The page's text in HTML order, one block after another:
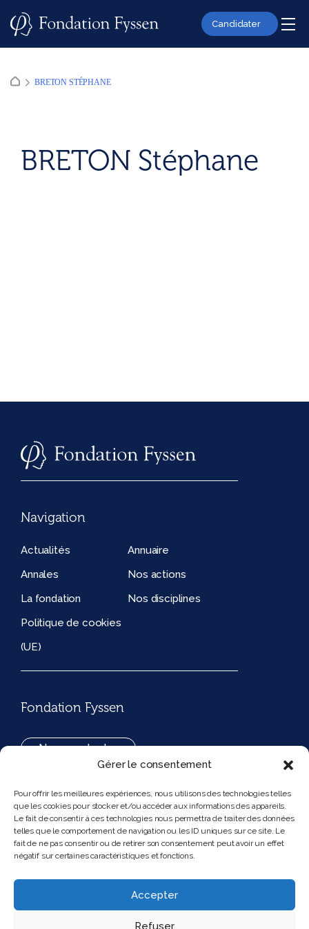
Gérer le consentement
Pour offrir les meilleures expériences, nous utilisons des technologies telles
que les cookies pour stocker et/ou accéder aux informations des appareils.
Le fait de consentir à ces technologies nous permettra de traiter des données
telles que le comportement de navigation ou les ID uniques sur ce site. Le
fait de ne pas consentir ou de retirer son consentement peut avoir un effet
négatif sur certaines caractéristiques et fonctions.
Accepter
Refuser
Candidater
BRETON STÉPHANE
BRETON Stéphane
Navigation
Actualités
Annuaire
Annales
Nos actions
La fondation
Nos disciplines
Politique de cookies
(UE)
Fondation Fyssen
Nous contacter
194, rue de Rivoli 75001 Paris France
Nous suivre